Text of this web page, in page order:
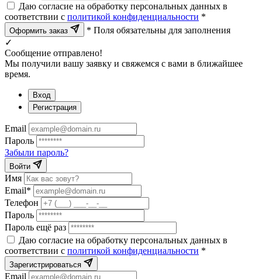
Даю согласие на обработку персональных данных в
соответствии с политикой конфиденциальности *
Оформить заказ
* Поля обязательны для заполнения
✓
Сообщение отправлено!
Мы получили вашу заявку и свяжемся с вами в ближайшее
время.
Вход
Регистрация
Email
Пароль
Забыли пароль?
Войти
Имя
Email*
Телефон
Пароль
Пароль ещё раз
Даю согласие на обработку персональных данных в
соответствии с политикой конфиденциальности *
Зарегистрироваться
Email